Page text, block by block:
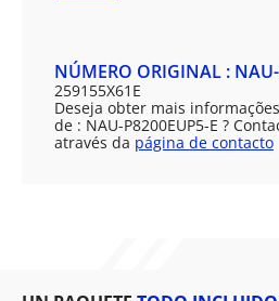
NÚMERO ORIGINAL :
259155X61E
Deseja obter mais
de : NAU-P8200EUP5-E ?
através da página de contacto